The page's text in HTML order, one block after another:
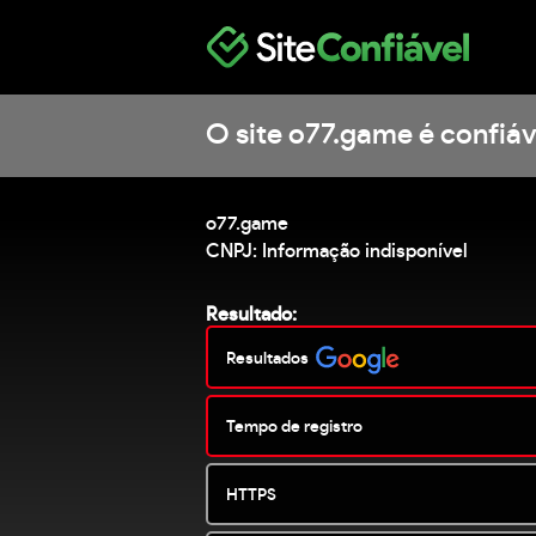
O site o77.game é
o77.game
CNPJ: Informação indisponível
Resultado:
Resultados
Tempo de registro
HTTPS